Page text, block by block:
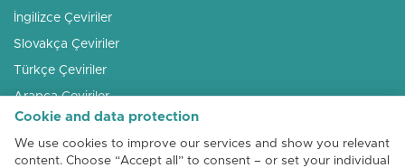
İngilizce Çeviriler
Slovakça Çeviriler
Türkçe Çeviriler
Arapça Çeviriler
Rusça Çeviriler
Macarca Çeviriler
Cookie and data protection
We use cookies to improve our services and show you relevant
content. Choose “Accept all” to consent – or set your individual